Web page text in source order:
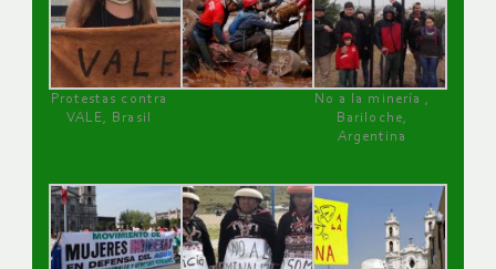
Protestas contra
VALE, Brasil
No a la minería ,
Bariloche,
Argentina